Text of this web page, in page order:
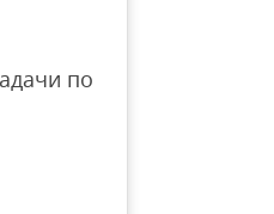
по